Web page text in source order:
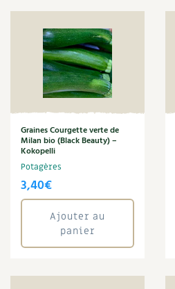
Soins et cosmétiques au naturel
Société et alternatives
Vivre l’écologie
Protéger la nature
Autonomie
Enfants
Actions pour la planète
Seigle
Semailles
Semence
Semences de l'ombelle
Semis de février
Semis de juillet
Semis de juin
Semis d'octobre
Souci
Thym
Tomate cerise
Graines Courgette verte de
Milan bio (Black Beauty) –
Kokopelli
Potagères
3,40€
Ajouter au
panier